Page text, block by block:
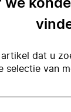
we
dat u
selectie van